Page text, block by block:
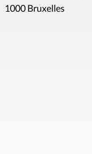
1000 Bruxelles